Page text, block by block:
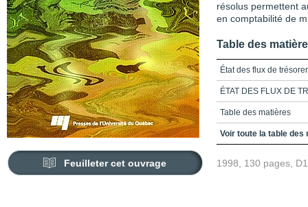
Feuilleter cet ouvrage
résolus permettent
en comptabilité de
Table des
État des flux de
ÉTAT DES FLUX DE
Table des matières
Objectifs de l’état des
Voir toute la table des
1998, 130 pages,